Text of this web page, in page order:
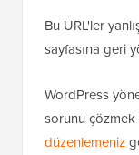
Bu URL'ler
sayfasına geri
WordPress
sorunu çözmek
düzenlemeniz